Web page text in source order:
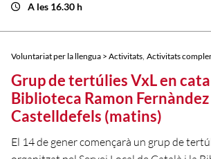
A les 16.30 h
Voluntariat per la llengua > Activitats, Activitats
Grup de tertúlies VxL en
Biblioteca Ramon
Castelldefels (matins)
El 14 de gener començarà un grup de